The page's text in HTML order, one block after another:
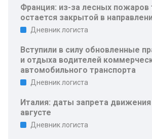
Франция: из-за лесных пожаров
остается закрытой в
Дневник логиста
Вступили в силу обновленные
и отдыха водителей
автомобильного транспорта
Дневник логиста
Италия: даты запрета движения
августе
Дневник логиста